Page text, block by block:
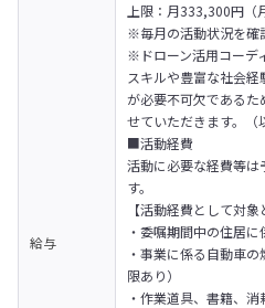
給与
上限：月333,300円（
※毎月の活動状況を確
※ドローン活用コーデ
スキルや豊富な社会経
が必要不可欠であるた
せていただきます。（
■活動経費
活動に必要な経費等は
す。
【活動経費として対象
・委嘱期間中の住居
・事業に係る自動車
限あり）
・作業道具、書籍、